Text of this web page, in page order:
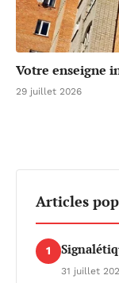
Votre enseigne
29 juillet 2026
Articles
1
31 juillet